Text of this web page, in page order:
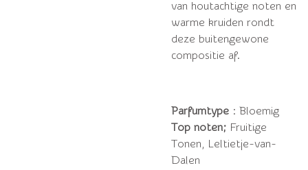
van houtachtige noten en
warme kruiden rondt
deze buitengewone
compositie af.
Parfumtype : Bloemig
Top noten; Fruitige
Tonen, Leltietje-van-
Dalen